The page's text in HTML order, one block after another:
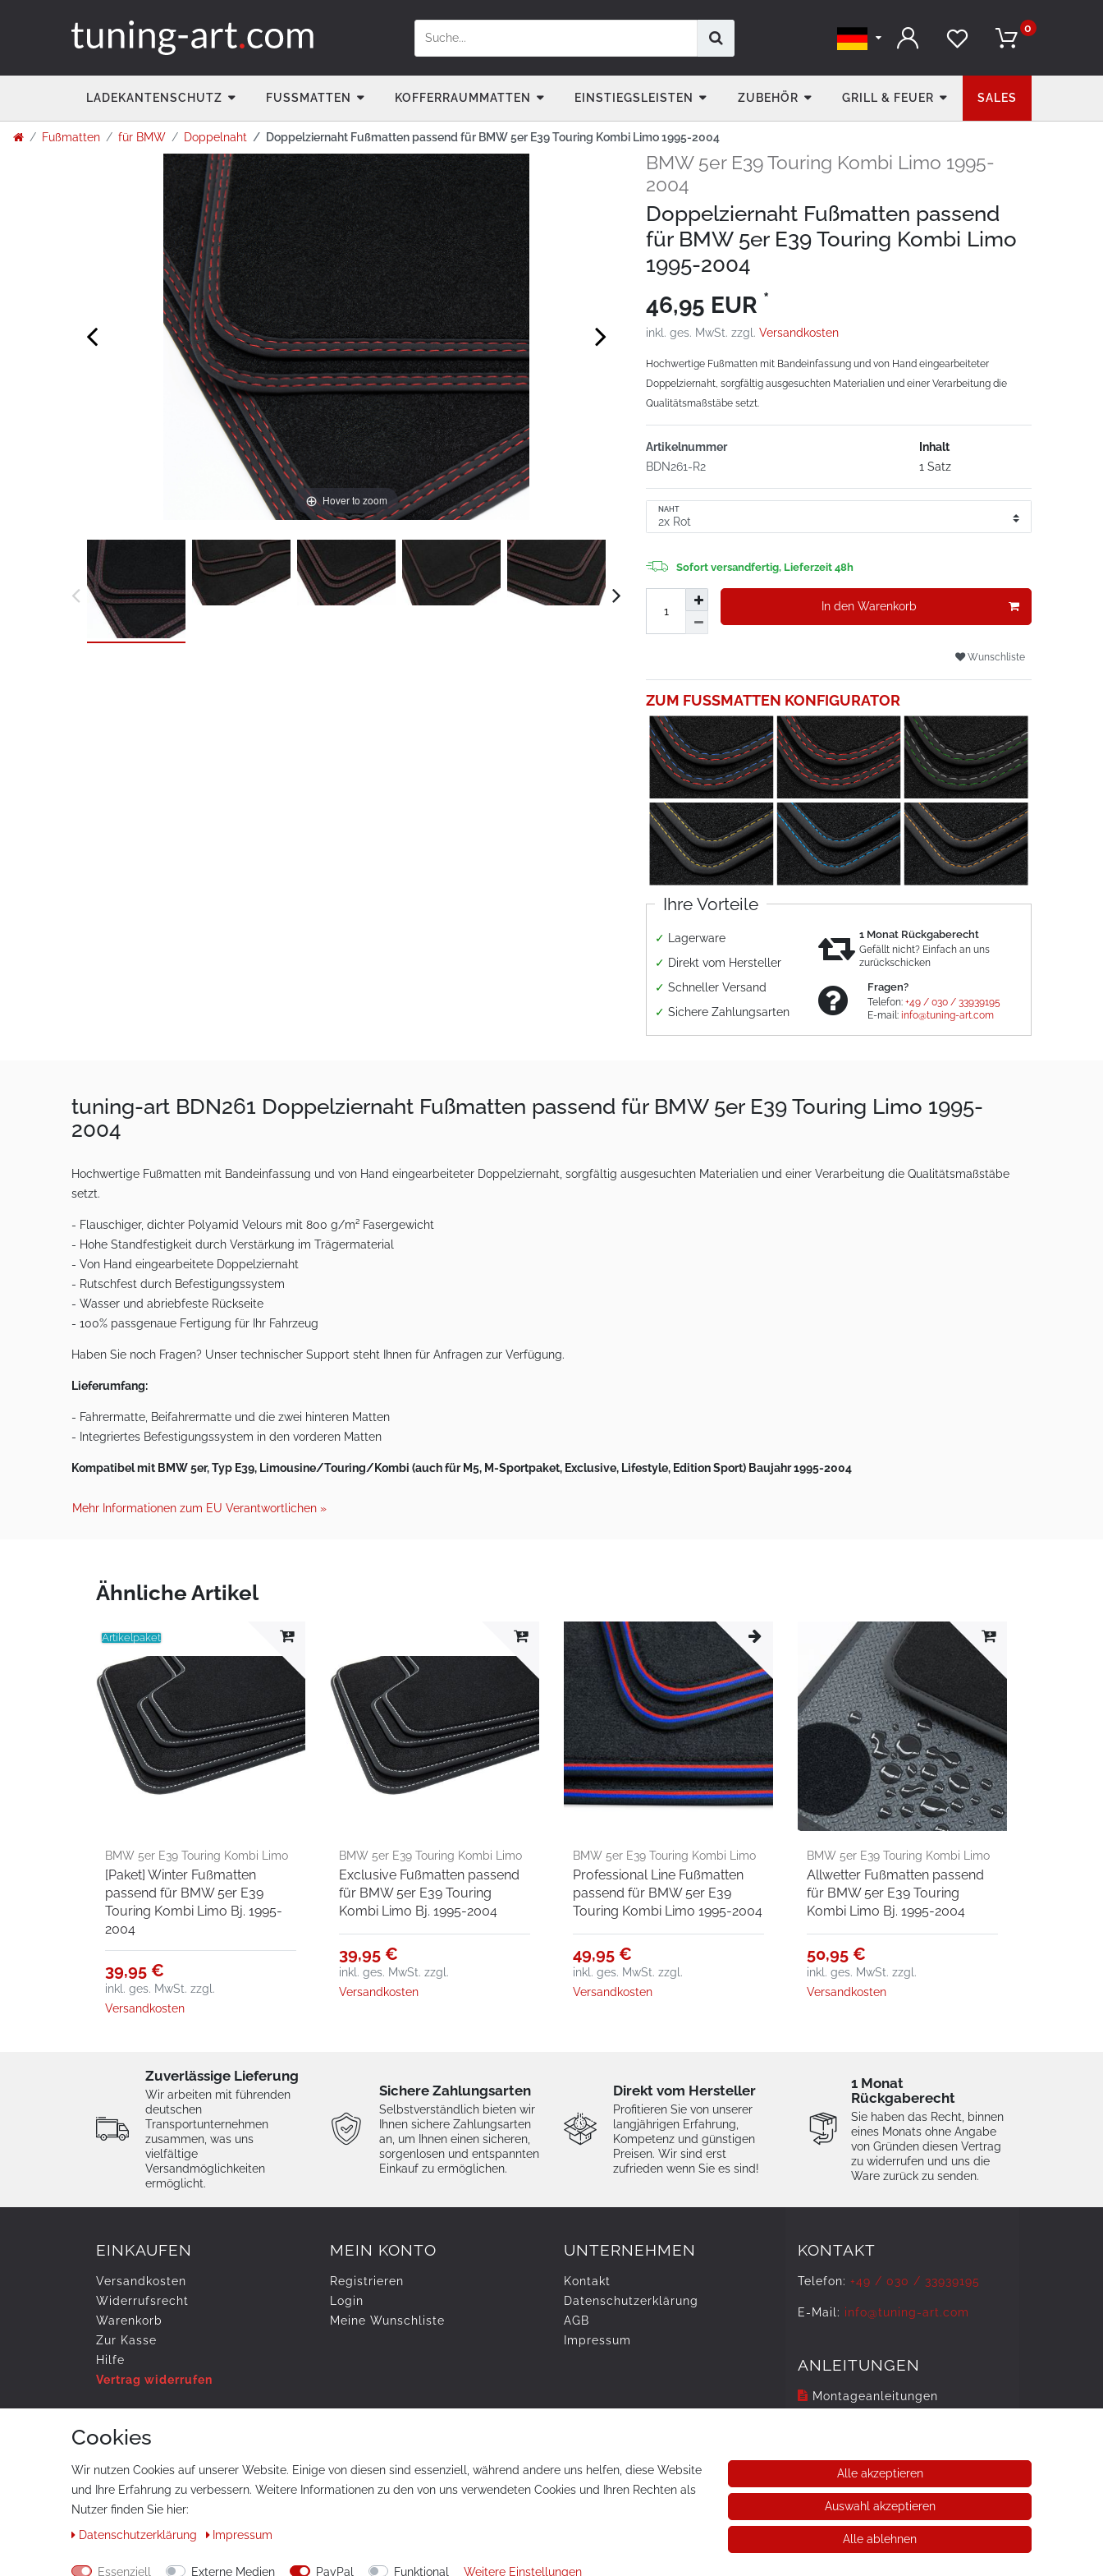
0
LADEKANTENSCHUTZ FUSSMATTEN KOFFERRAUMMATTEN EINSTIEGSLEISTEN ZUBEHÖR GRILL & FEUER SALES
Fußmatten für BMW Doppelnaht Doppelziernaht Fußmatten passend für BMW 5er E39 Touring Kombi Limo 1995-2004
Hover to zoom
BMW 5er E39 Touring Kombi Limo 1995-
2004
Doppelziernaht Fußmatten passend
für BMW 5er E39 Touring Kombi Limo
1995-2004
46,95 EUR *
inkl. ges. MwSt. zzgl. Versandkosten
Hochwertige Fußmatten mit Bandeinfassung und von Hand eingearbeiteter
Doppelziernaht, sorgfältig ausgesuchten Materialien und einer Verarbeitung die
Qualitätsmaßstäbe setzt.
Artikelnummer
BDN261-R2
Inhalt
1 Satz
NAHT
Sofort versandfertig, Lieferzeit 48h
In den Warenkorb
Wunschliste
ZUM FUSSMATTEN KONFIGURATOR
Ihre Vorteile
✓ Lagerware
✓ Direkt vom Hersteller
✓ Schneller Versand
✓ Sichere Zahlungsarten
1 Monat Rückgaberecht
Gefällt nicht? Einfach an uns
zurückschicken
Fragen?
Telefon:+49 / 030 / 33939195
E-mail:info@tuning-art.com
tuning-art BDN261 Doppelziernaht Fußmatten passend für BMW 5er E39 Touring Limo 1995-
2004
Hochwertige Fußmatten mit Bandeinfassung und von Hand eingearbeiteter Doppelziernaht, sorgfältig ausgesuchten Materialien und einer Verarbeitung die Qualitätsmaßstäbe
setzt.
- Flauschiger, dichter Polyamid Velours mit 800 g/m² Fasergewicht
- Hohe Standfestigkeit durch Verstärkung im Trägermaterial
- Von Hand eingearbeitete Doppelziernaht
- Rutschfest durch Befestigungssystem
- Wasser und abriebfeste Rückseite
- 100% passgenaue Fertigung für Ihr Fahrzeug
Haben Sie noch Fragen? Unser technischer Support steht Ihnen für Anfragen zur Verfügung.
Lieferumfang:
- Fahrermatte, Beifahrermatte und die zwei hinteren Matten
- Integriertes Befestigungssystem in den vorderen Matten
Kompatibel mit BMW 5er, Typ E39, Limousine/Touring/Kombi (auch für M5, M-Sportpaket, Exclusive, Lifestyle, Edition Sport) Baujahr 1995-2004
Mehr Informationen zum EU Verantwortlichen »
Ähnliche Artikel
Artikelpaket
BMW 5er E39 Touring Kombi Limo
Bj. 1995-2004
[Paket] Winter Fußmatten
passend für BMW 5er E39
Touring Kombi Limo Bj. 1995-
2004
39,95 €
inkl. ges. MwSt. zzgl.
Versandkosten
BMW 5er E39 Touring Kombi Limo
Bj. 1995-2004
Exclusive Fußmatten passend
für BMW 5er E39 Touring
Kombi Limo Bj. 1995-2004
39,95 €
inkl. ges. MwSt. zzgl.
Versandkosten
BMW 5er E39 Touring Kombi Limo
1995-2004
Professional Line Fußmatten
passend für BMW 5er E39
Touring Kombi Limo 1995-2004
49,95 €
inkl. ges. MwSt. zzgl.
Versandkosten
BMW 5er E39 Touring Kombi Limo
Bj. 1995-2004
Allwetter Fußmatten passend
für BMW 5er E39 Touring
Kombi Limo Bj. 1995-2004
50,95 €
inkl. ges. MwSt. zzgl.
Versandkosten
Zuverlässige Lieferung
Wir arbeiten mit führenden
deutschen
Transportunternehmen
zusammen, was uns
vielfältige
Versandmöglichkeiten
ermöglicht.
Sichere Zahlungsarten
Selbstverständlich bieten wir
Ihnen sichere Zahlungsarten
an, um Ihnen einen sicheren,
sorgenlosen und entspannten
Einkauf zu ermöglichen.
Direkt vom Hersteller
Profitieren Sie von unserer
langjährigen Erfahrung,
Kompetenz und günstigen
Preisen. Wir sind erst
zufrieden wenn Sie es sind!
1 Monat
Rückgaberecht
Sie haben das Recht, binnen
eines Monats ohne Angabe
von Gründen diesen Vertrag
zu widerrufen und uns die
Ware zurück zu senden.
EINKAUFEN
Versandkosten
Widerrufs­recht
Warenkorb
Zur Kasse
Hilfe
Vertrag widerrufen
MEIN KONTO
Registrieren
Login
Meine Wunschliste
UNTERNEHMEN
Kontakt
Daten­schutz­erklärung
AGB
Impressum
ZAHLUNG & VERSAND
KONTAKT
Telefon: +49 / 030 / 33939195
E-Mail: info@tuning-art.com
ANLEITUNGEN
Montageanleitungen
© Copyright 2026 tuning-art.com GmbH. Alle Rechte vorbehalten.
Cookies
Wir nutzen Cookies auf unserer Website. Einige von diesen sind essenziell, während andere uns helfen, diese Website
und Ihre Erfahrung zu verbessern. Weitere Informationen zu den von uns verwendeten Cookies und Ihren Rechten als
Nutzer finden Sie hier:
Daten­schutz­erklärung
Impressum
Essenziell Externe Medien PayPal Funktional Weitere Einstellungen
Alle akzeptieren
Auswahl akzeptieren
Alle ablehnen